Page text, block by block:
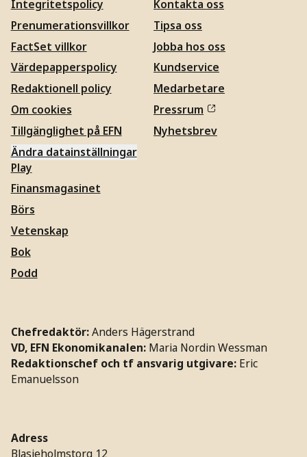
Integritetspolicy
Prenumerationsvillkor
FactSet villkor
Värdepapperspolicy
Redaktionell policy
Om cookies
Tillgänglighet på EFN
Ändra datainställningar
Kontakta oss
Tipsa oss
Jobba hos oss
Kundservice
Medarbetare
Pressrum
Nyhetsbrev
Play
Finansmagasinet
Börs
Vetenskap
Bok
Podd
Chefredaktör:Anders Hägerstrand
VD, EFN Ekonomikanalen: Maria Nordin Wessman
Redaktionschef och tf ansvarig utgivare: Eric
Emanuelsson
Adress
Blasieholmstorg 12